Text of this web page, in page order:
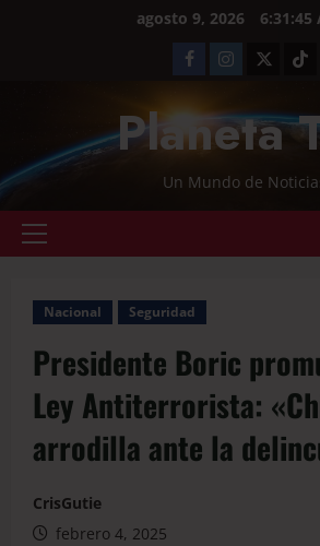
agosto 9, 2026 6:31:46
Planeta
Un Mundo de
Nacional Seguridad
Presidente Boric
Ley Antiterrorista:
arrodilla ante la
CrisGutie
febrero 4, 2025